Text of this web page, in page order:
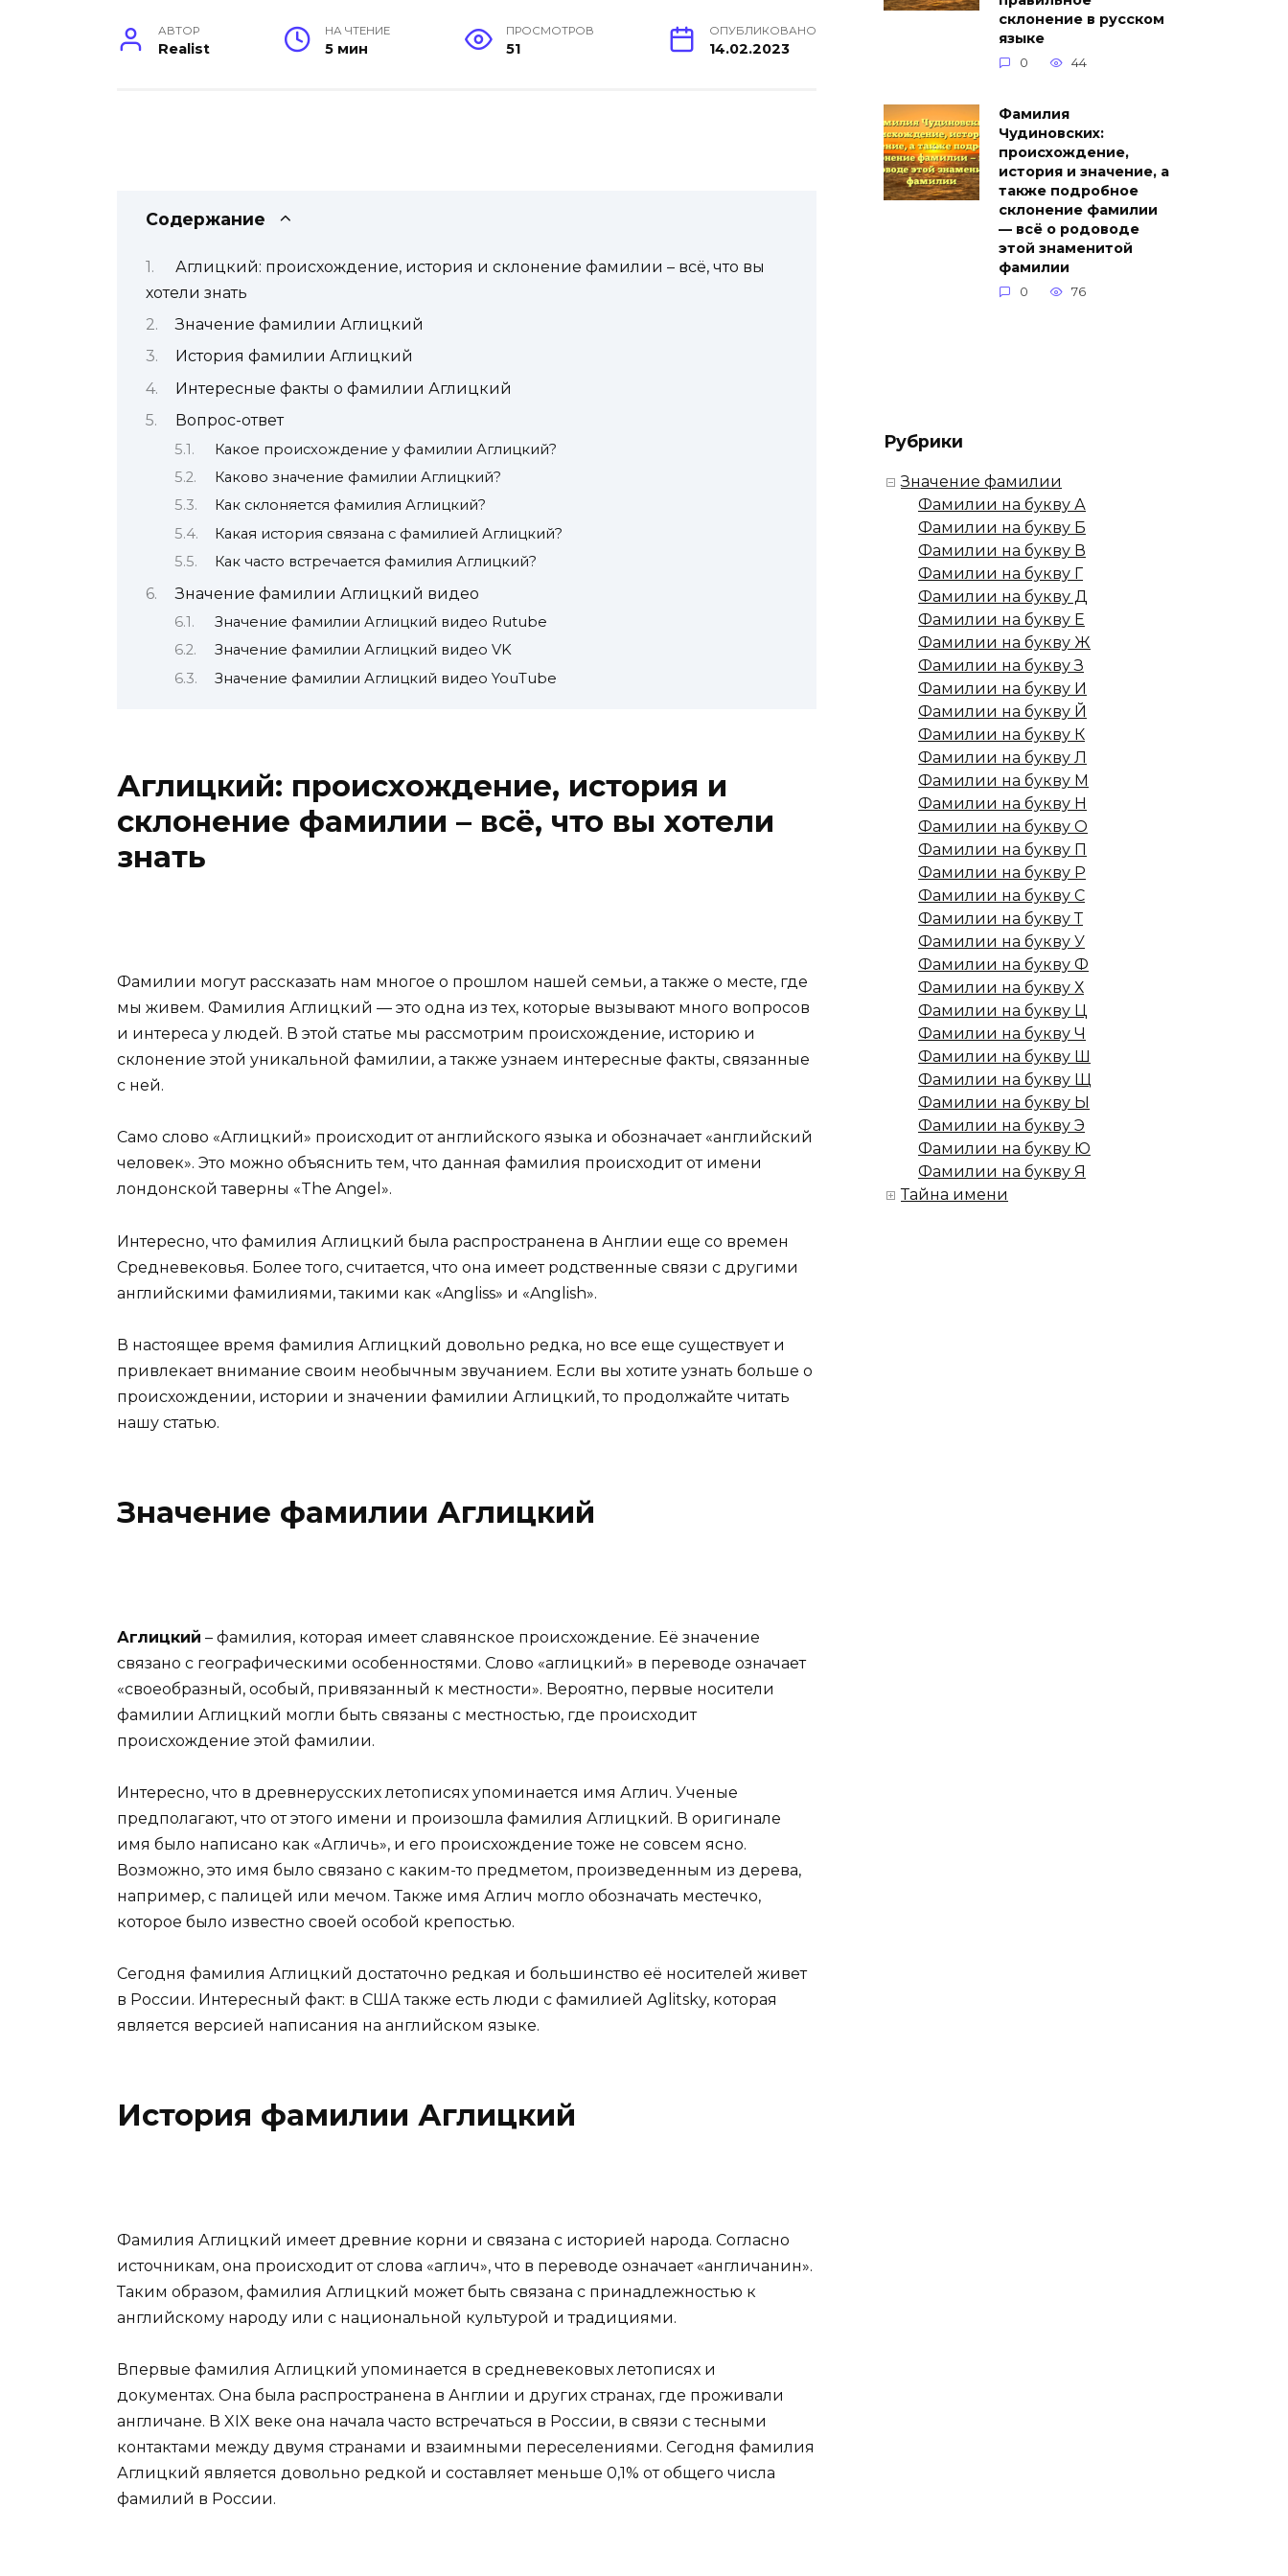
АВТОР
Realist
НА ЧТЕНИЕ
5 мин
ПРОСМОТРОВ
51
ОПУБЛИКОВАНО
14.02.2023
Содержание
Аглицкий: происхождение, история и склонение фамилии – всё, что вы
хотели знать
Значение фамилии Аглицкий
История фамилии Аглицкий
Интересные факты о фамилии Аглицкий
Вопрос-ответ
Какое происхождение у фамилии Аглицкий?
Каково значение фамилии Аглицкий?
Как склоняется фамилия Аглицкий?
Какая история связана с фамилией Аглицкий?
Как часто встречается фамилия Аглицкий?
Значение фамилии Аглицкий видео
Значение фамилии Аглицкий видео Rutube
Значение фамилии Аглицкий видео VK
Значение фамилии Аглицкий видео YouTube
Аглицкий: происхождение, история и
склонение фамилии – всё, что вы хотели
знать
Фамилии могут рассказать нам многое о прошлом нашей семьи, а также о месте, где
мы живем. Фамилия Аглицкий — это одна из тех, которые вызывают много вопросов
и интереса у людей. В этой статье мы рассмотрим происхождение, историю и
склонение этой уникальной фамилии, а также узнаем интересные факты, связанные
с ней.
Само слово «Аглицкий» происходит от английского языка и обозначает «английский
человек». Это можно объяснить тем, что данная фамилия происходит от имени
лондонской таверны «The Angel».
Интересно, что фамилия Аглицкий была распространена в Англии еще со времен
Средневековья. Более того, считается, что она имеет родственные связи с другими
английскими фамилиями, такими как «Angliss» и «Anglish».
В настоящее время фамилия Аглицкий довольно редка, но все еще существует и
привлекает внимание своим необычным звучанием. Если вы хотите узнать больше о
происхождении, истории и значении фамилии Аглицкий, то продолжайте читать
нашу статью.
Значение фамилии Аглицкий
Аглицкий – фамилия, которая имеет славянское происхождение. Её значение
связано с географическими особенностями. Слово «аглицкий» в переводе означает
«своеобразный, особый, привязанный к местности». Вероятно, первые носители
фамилии Аглицкий могли быть связаны с местностью, где происходит
происхождение этой фамилии.
Интересно, что в древнерусских летописях упоминается имя Аглич. Ученые
предполагают, что от этого имени и произошла фамилия Аглицкий. В оригинале
имя было написано как «Агличь», и его происхождение тоже не совсем ясно.
Возможно, это имя было связано с каким-то предметом, произведенным из дерева,
например, с палицей или мечом. Также имя Аглич могло обозначать местечко,
которое было известно своей особой крепостью.
Сегодня фамилия Аглицкий достаточно редкая и большинство её носителей живет
в России. Интересный факт: в США также есть люди с фамилией Aglitsky, которая
является версией написания на английском языке.
История фамилии Аглицкий
Фамилия Аглицкий имеет древние корни и связана с историей народа. Согласно
источникам, она происходит от слова «аглич», что в переводе означает «англичанин».
Таким образом, фамилия Аглицкий может быть связана с принадлежностью к
английскому народу или с национальной культурой и традициями.
Впервые фамилия Аглицкий упоминается в средневековых летописях и
документах. Она была распространена в Англии и других странах, где проживали
англичане. В XIX веке она начала часто встречаться в России, в связи с тесными
контактами между двумя странами и взаимными переселениями. Сегодня фамилия
Аглицкий является довольно редкой и составляет меньше 0,1% от общего числа
фамилий в России.
склонение в русском
языке
0 44
Фамилия
Чудиновских:
происхождение,
история и значение, а
также подробное
склонение фамилии
— всё о родоводе
этой знаменитой
фамилии
0 76
Рубрики
Значение фамилии
Фамилии на букву А
Фамилии на букву Б
Фамилии на букву В
Фамилии на букву Г
Фамилии на букву Д
Фамилии на букву Е
Фамилии на букву Ж
Фамилии на букву З
Фамилии на букву И
Фамилии на букву Й
Фамилии на букву К
Фамилии на букву Л
Фамилии на букву М
Фамилии на букву Н
Фамилии на букву О
Фамилии на букву П
Фамилии на букву Р
Фамилии на букву С
Фамилии на букву Т
Фамилии на букву У
Фамилии на букву Ф
Фамилии на букву Х
Фамилии на букву Ц
Фамилии на букву Ч
Фамилии на букву Ш
Фамилии на букву Щ
Фамилии на букву Ы
Фамилии на букву Э
Фамилии на букву Ю
Фамилии на букву Я
Тайна имени